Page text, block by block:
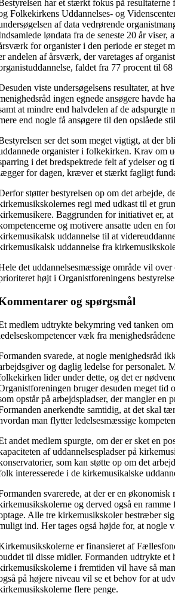
har et stærkt fokus på resultaterne
Folkekirkens Uddannelses- og
af data vedrørende
løndata fra de seneste 20 år viser,
for organister i den periode er steget
andelen af årsværk, der varetages af
faldet fra 77 procent til 68
viste undersøgelsens resultater, at
ingen egnede ansøgere havde
at mindre end halvdelen af de adspurgte
end nogle få ansøgere til den opslåede
ser det som meget vigtigt, at der
organister i folkekirken. Krav om
i det bredspektrede felt af ydelser og
for dagen, kræver et stærkt fagligt
støtter bestyrelsen op om det arbejde,
regi med udkast til et
Baggrunden for initiativet er,
og motivere ansatte uden en
uddannelse til at
uddannelse fra
det uddannelsesmæssige område vil
højt i Organistforeningens
og spørgsmål
medlem udtrykte bekymring ved tanken
væk fra
svarede, at nogle menighedsråd
og daglig ledelse for personalet.
lider under dette, og det er
bruger desuden meget tid
opstår på arbejdspladser, der mangler en
anerkendte samtidig, at det skal
man flytter ledelsesmæssige
andet medlem spurgte, om der er sket en
af uddannelsespladser på
som kan støtte op om det
interesserede i de kirkemusikalske
svarerede, at der er en økonomisk
og derved også en ramme
Alle tre kirkemusikskoler bestræber
ind. Her tages også højde for, at nogle
er finansieret af
til disse midler. Formanden udtrykte et
i fremtiden vil have så
på højere niveau vil se et behov for at
flere penge.